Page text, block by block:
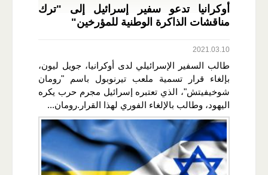
أوكرانيا تدعو سفير إسرائيل إلى "ترك
مناقشات الذاكرة الوطنية للمؤرخين"
2021.03.10
طالب السفير الإسرائيلي لدى أوكرانيا، جويل ليون،
بإلغاء قرار تسمية ملعب تيرنوبول باسم "رومان
شوخيفيتش"، الذي تعتبره إسرائيل مجرم حرب يكره
اليهود، وطالب بالإلغاء الفوري لهذا القرار.رومان...